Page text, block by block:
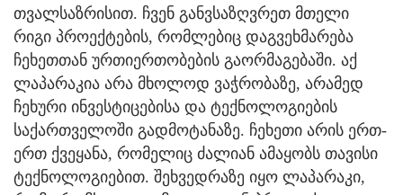
თვალსაზრისით. ჩვენ განვსაზღვრეთ მთელი
რიგი პროექტების, რომლებიც დაგვეხმარება
ჩეხეთთან ურთიერთობების გაორმაგებაში. აქ
ლაპარაკია არა მხოლოდ ვაჭრობაზე, არამედ
ჩეხური ინვესტიცებისა და ტექნოლოგიების
საქართველოში გადმოტანაზე. ჩეხეთი არის ერთ-
ერთ ქვეყანა, რომელიც ძალიან ამაყობს თავისი
ტექნოლოგიებით. შეხვედრაზე იყო ლაპარაკი,